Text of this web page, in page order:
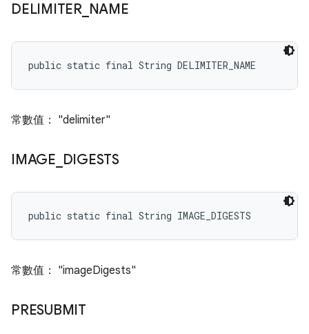
DELIMITER_ NAME
public static final String DELIMITER_NAME
常數值： "delimiter"
IMAGE DIGESTS
public static final String IMAGE_DIGESTS
常數值： "imageDigests"
PRESUBMIT